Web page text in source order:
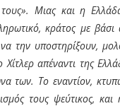
Μιας και η
κράτος με
την υποστηρίξουν,
απέναντι της
των. Το εναντίον,
τους ψεύτικος,